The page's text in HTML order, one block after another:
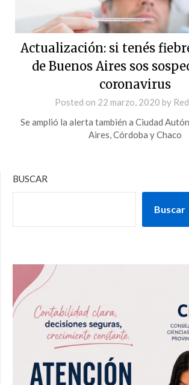
Actualización: si tenés
de Buenos Aires sos
coronavirus
Posted on 22 marzo, 2020 by
Se amplió la alerta también a Ciudad
Aires, Córdoba y Chaco
BUSCAR
Buscar